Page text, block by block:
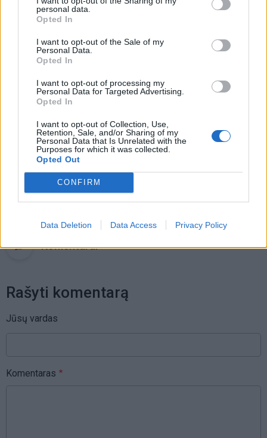
personal data.
Opted In
I want to opt-out of the Sale of my
Personal Data.
Opted In
I want to opt-out of processing my
Personal Data for Targeted Advertising.
Opted In
I want to opt-out of Collection, Use,
Retention, Sale, and/or Sharing of my
Personal Data that Is Unrelated with the
Purposes for which it was collected.
Opted Out
CONFIRM
Data Deletion Data Access Privacy Policy
langų
ženklų: gali sugrįžti sena galimybė
Kinija išbandė didžiausią pasaulyje
582 tonas sveriantį magnetą, kuris
Saulę“
Raktažodžiai zodiako ženklai
Komentarai
Rašyti komentarą
Jūsų vardas
Komentaras